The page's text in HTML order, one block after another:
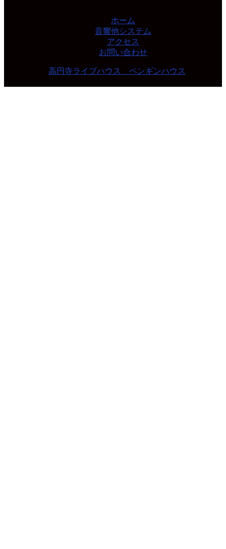
ホーム
音響他システム
アクセス
お問い合わせ
高円寺ライブハウス ペンギンハウス